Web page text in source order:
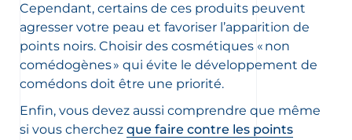
Cependant, certains de ces produits peuvent
agresser votre peau et favoriser l’apparition de
points noirs. Choisir des cosmétiques « non
comédogènes » qui évite le développement de
comédons doit être une priorité.
Enfin, vous devez aussi comprendre que même
si vous cherchez que faire contre les points